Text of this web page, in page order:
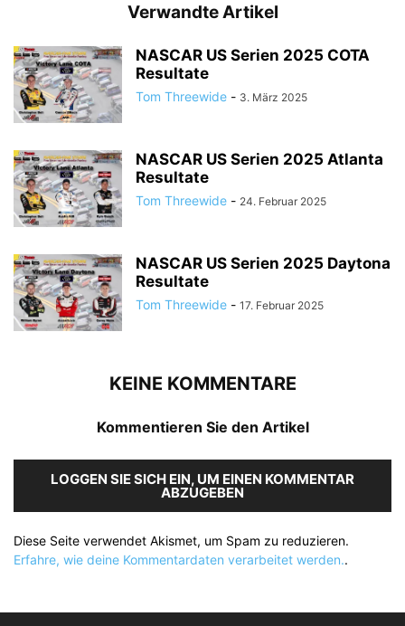
Verwandte Artikel
NASCAR US Serien 2025 COTA
Resultate
Tom Threewide - 3. März 2025
NASCAR US Serien 2025 Atlanta
Resultate
Tom Threewide - 24. Februar 2025
NASCAR US Serien 2025 Daytona
Resultate
Tom Threewide - 17. Februar 2025
KEINE KOMMENTARE
Kommentieren Sie den Artikel
LOGGEN SIE SICH EIN, UM EINEN KOMMENTAR
ABZUGEBEN
Diese Seite verwendet Akismet, um Spam zu reduzieren.
Erfahre, wie deine Kommentardaten verarbeitet werden..